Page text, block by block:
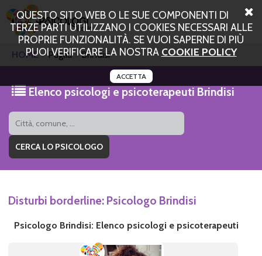
QUESTO SITO WEB O LE SUE COMPONENTI DI
TERZE PARTI UTILIZZANO I COOKIES NECESSARI ALLE
PROPRIE FUNZIONALITÀ. SE VUOI SAPERNE DI PIÙ
PUOI VERIFICARE LA NOSTRA COOKIE POLICY
ACCETTA
HOME Puglia Brindisi
Elenco psicologi e psicoterapeuti Brindisi
Disturbi borderline: Psicologo Brindisi
Psicologo Brindisi: Elenco psicologi e psicoterapeuti